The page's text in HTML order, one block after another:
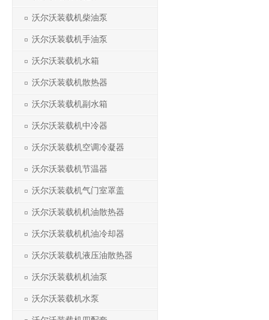
沃尔沃装载机柴油泵
沃尔沃装载机手油泵
沃尔沃装载机水箱
沃尔沃装载机散热器
沃尔沃装载机副水箱
沃尔沃装载机中冷器
沃尔沃装载机空调冷凝器
沃尔沃装载机节温器
沃尔沃装载机气门室罩盖
沃尔沃装载机机油散热器
沃尔沃装载机机油冷却器
沃尔沃装载机液压油散热器
沃尔沃装载机机油泵
沃尔沃装载机水泵